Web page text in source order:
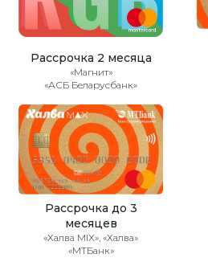
Рассрочка 2 месяца
«Магнит»
«АСБ Беларусбанк»
Рассрочка до 3
месяцев
«Халва MIX», «Халва»
«МТБанк»